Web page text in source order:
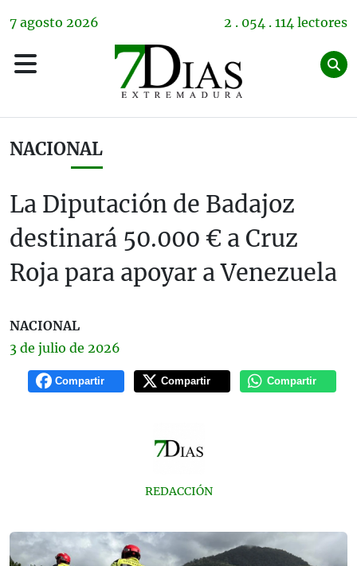
7 agosto 2026 2 . 054 . 114 lectores
NACIONAL
La Diputación de Badajoz
destinará 50.000 € a Cruz
Roja para apoyar a Venezuela
NACIONAL
3 de julio de 2026
Compartir Compartir Compartir
REDACCIÓN